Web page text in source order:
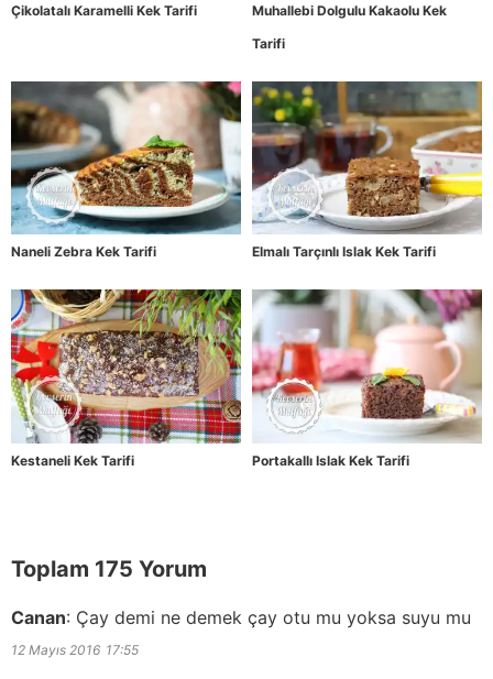
Çikolatalı Karamelli Kek Tarifi
Muhallebi Dolgulu Kakaolu Kek
Tarifi
Naneli Zebra Kek Tarifi Elmalı Tarçınlı Islak Kek Tarifi
Kestaneli Kek Tarifi Portakallı Islak Kek Tarifi
Toplam 175 Yorum
Canan: Çay demi ne demek çay otu mu yoksa suyu mu
12 Mayıs 2016 17:55